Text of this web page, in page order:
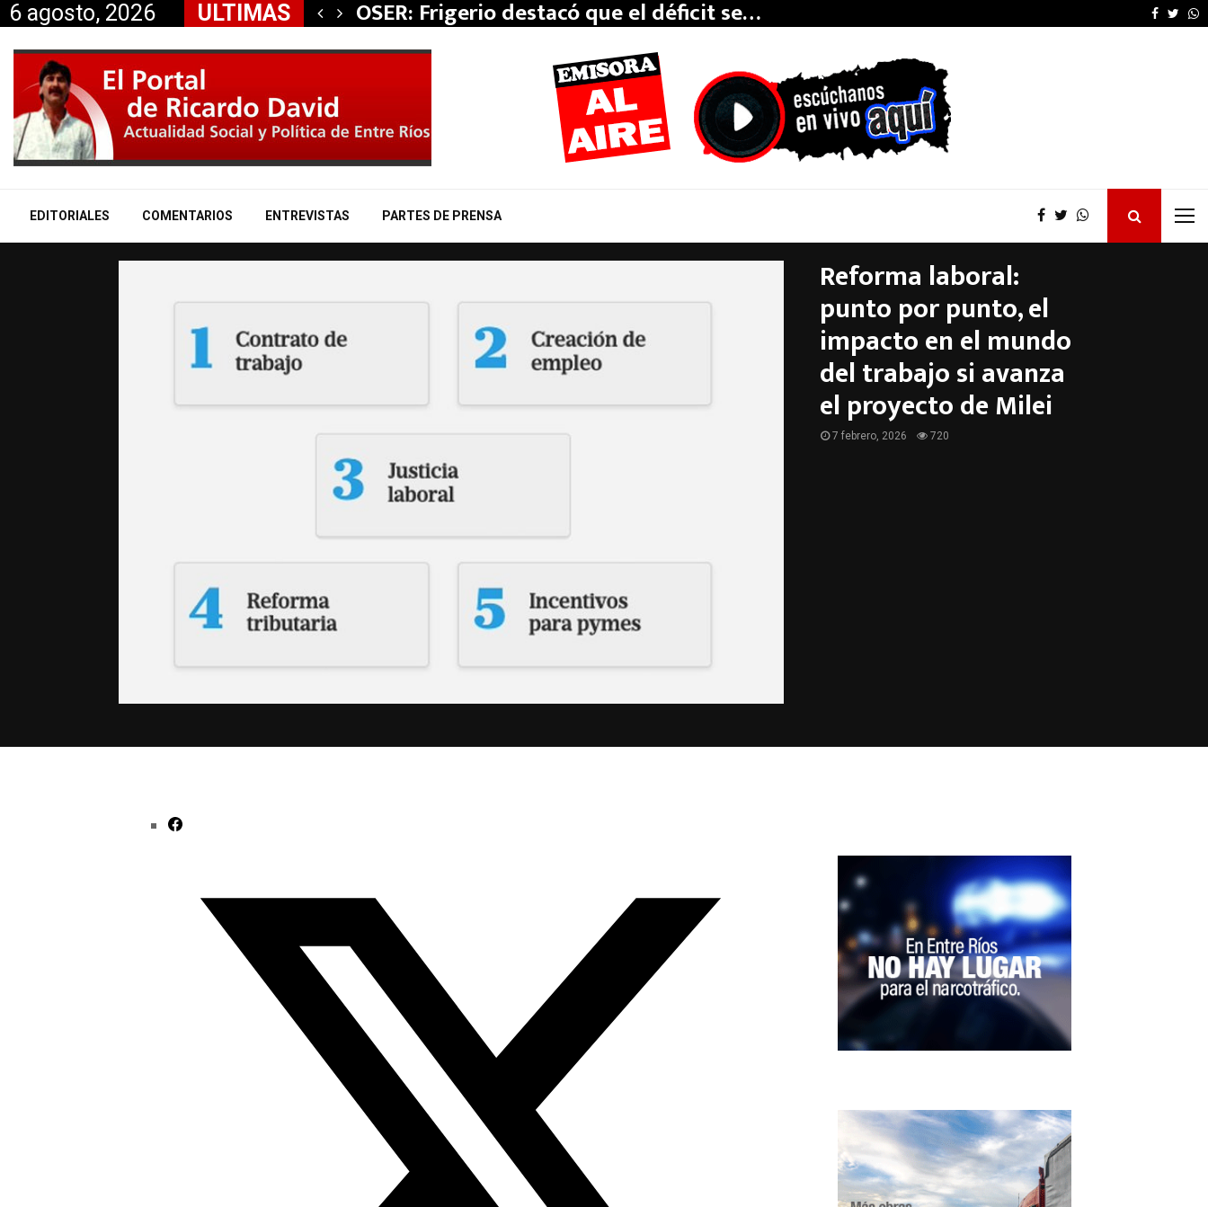
6 agosto, 2026 ULTIMAS
aliados a la… OSER: Frigerio destacó que el déficit se… La provincia
EDITORIALES COMENTARIOS ENTREVISTAS PARTES DE PRENSA
Reforma laboral:
punto por punto, el
impacto en el mundo
del trabajo si avanza
el proyecto de Milei
7 febrero, 2026 720